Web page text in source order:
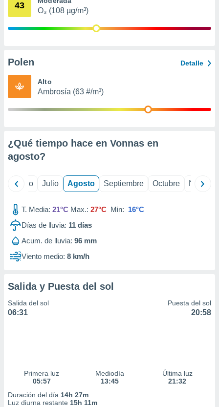
publicidad
de
1199
43
O₃ (108 µg/m³)
Polen Detalle
Alto
Ambrosía (63 #/m³)
¿Qué tiempo hace en Vonnas en
agosto?
Junio Julio Agosto Septiembre Octubre
T. Media: 21°C Max.: 27°C Min: 16°C
Días de lluvia: 11 días
Acum. de lluvia: 96 mm
Viento medio: 8 km/h
Salida y Puesta del sol
Salida del sol
06:31
Puesta del sol
20:58
Primera luz
05:57
Mediodía
13:45
Última luz
21:32
Duración del día 14h 27m
Luz diurna restante 15h 11m